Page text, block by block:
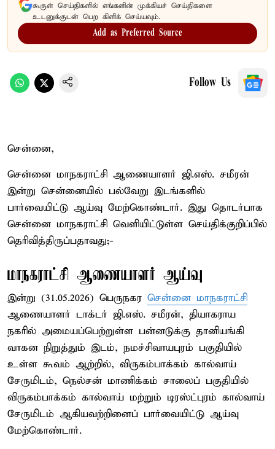
கூகுள் செய்திகளில் எங்களின் முக்கியச் செய்திகளை
உடனுக்குடன் பெற கிளிக் செய்யவும்.
Add as Preferred Source
Follow Us
சென்னை,
சென்னை மாநகராட்சி ஆணையாளர் ஜி.எஸ். சமீரன்
இன்று சென்னையில் பல்வேறு இடங்களில்
பார்வையிட்டு ஆய்வு மேற்கொண்டார். இது தொடர்பாக
சென்னை மாநகராட்சி வெளியிட்டுள்ள செய்திக்குறிப்பில்
தெரிவித்திருப்பதாவது;-
மாநகராட்சி ஆணையாளர் ஆய்வு
இன்று (31.05.2026) பெருநகர சென்னை மாநகராட்சி
ஆணையாளர் டாக்டர் ஜி.எஸ். சமீரன், தியாகராய
நகரில் அமையப்பெற்றுள்ள பன்னடுக்கு தானியங்கி
வாகன நிறுத்தும் இடம், நமச்சிவாயபுரம் பகுதியில்
உள்ள கூவம் ஆற்றில், விருகம்பாக்கம் கால்வாய்
சேருமிடம், நெல்சன் மாணிக்கம் சாலைப் பகுதியில்
விருகம்பாக்கம் கால்வாய் மற்றும் டிரஸ்ட்புரம் கால்வாய்
சேருமிடம் ஆகியவற்றினைப் பார்வையிட்டு ஆய்வு
மேற்கொண்டார்.